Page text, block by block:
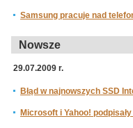
Samsung pracuje nad
Nowsze
29.07.2009 r.
Błąd w najnowszych SSD
Microsoft i Yahoo!